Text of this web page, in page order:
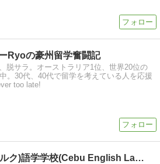
Ryoの豪州留学奮闘記
脱サラ。オーストラリア1位、世界20位の
。30代、40代で留学を考えている人を応援
too late!
ク)語学学校(Cebu English La…